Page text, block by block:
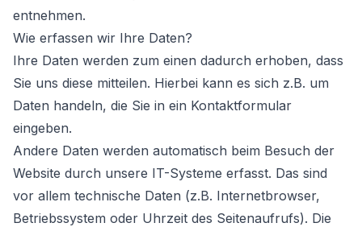
entnehmen.
Wie erfassen wir Ihre Daten?
Ihre Daten werden zum einen dadurch erhoben, dass
Sie uns diese mitteilen. Hierbei kann es sich z.B. um
Daten handeln, die Sie in ein Kontaktformular
eingeben.
Andere Daten werden automatisch beim Besuch der
Website durch unsere IT-Systeme erfasst. Das sind
vor allem technische Daten (z.B. Internetbrowser,
Betriebssystem oder Uhrzeit des Seitenaufrufs). Die